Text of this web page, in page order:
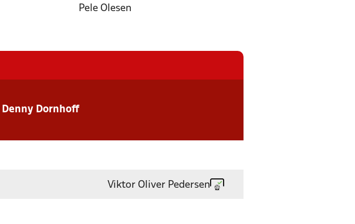
Pele Olesen
Denny Dornhoff
Viktor Oliver Pedersen